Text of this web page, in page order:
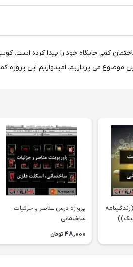
کمی جایگاه خود را پیدا کرده است.
موضوع می پردازیم. امیدواریم این پروژه
بیک))
پروژه درس عناصر و جزئیات
ساختمانی
48,000 تومان